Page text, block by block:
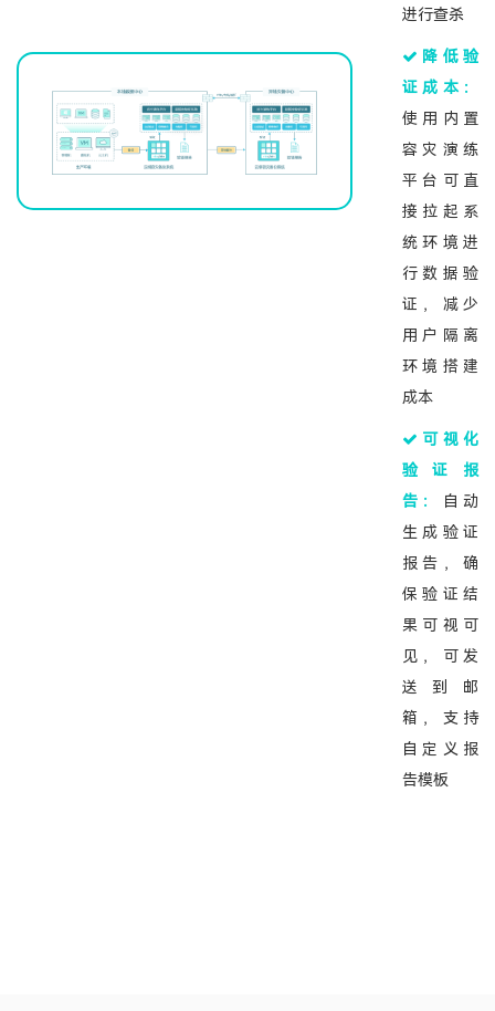
进行查杀
降低验
证成本：
使用内置
容灾演练
平台可直
接拉起系
统环境进
行数据验
证，减少
用户隔离
环境搭建
成本
可视化
验证报
告：
自动
生成验证
报告，确
保验证结
果可视可
见，可发
送到邮
箱，支持
自定义报
告模板